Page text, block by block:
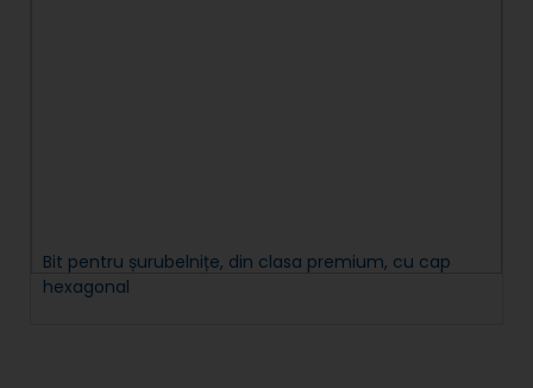
Bit pentru șurubelnițe, din clasa premium, cu cap
hexagonal